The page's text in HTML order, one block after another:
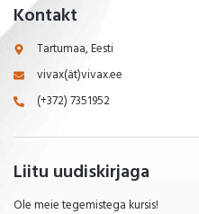
Kontakt
Tartumaa, Eesti
vivax(ät)vivax.ee
(+372) 7351952
Liitu uudiskirjaga
Ole meie tegemistega kursis!